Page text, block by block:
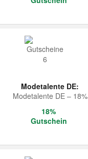
Modetalente DE:
Modetalente DE – 18%
18%
Gutschein